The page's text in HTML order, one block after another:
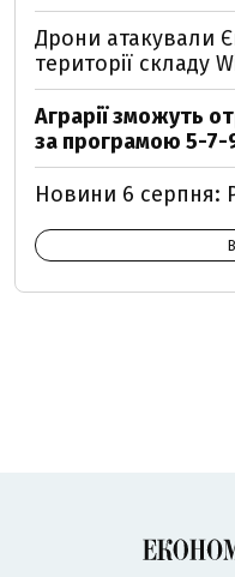
Дрони атакували
території складу
Аграрії зможуть
за програмою 5-7-
Новини 6 серпня: